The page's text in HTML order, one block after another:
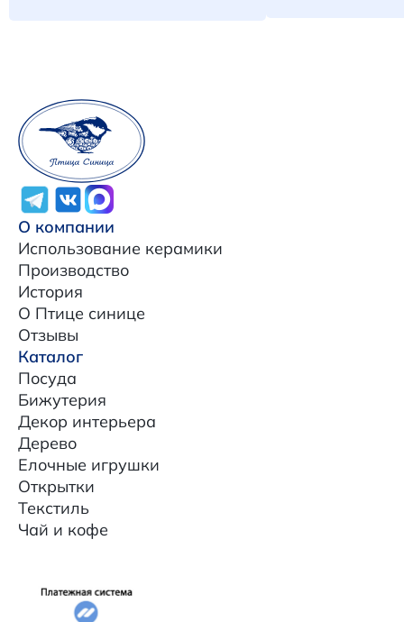
О компании
Использование керамики
Производство
История
О Птице синице
Отзывы
Каталог
Посуда
Бижутерия
Декор интерьера
Дерево
Елочные игрушки
Открытки
Текстиль
Чай и кофе